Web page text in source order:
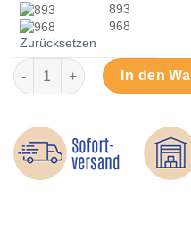
893
968
Zurücksetzen
Gütermann Extra Stark –
In den